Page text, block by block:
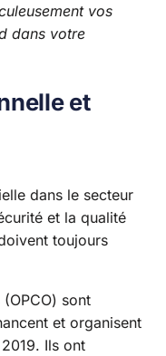
vos
dans votre
et
dans le secteur
et la qualité
toujours
sont
et organisent
Ils ont